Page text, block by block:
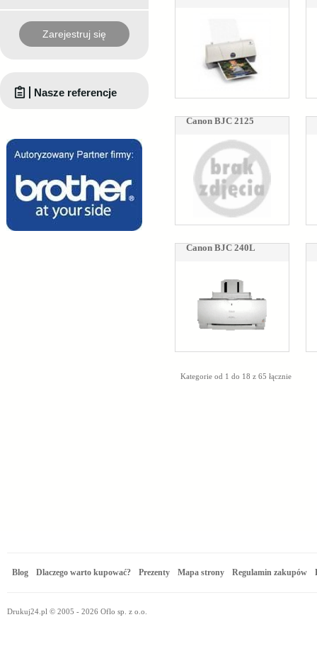
Canon BJC 2125
Canon BJC 240L
Kategorie od 1 do 18 z 65 łącznie
Zarejestruj się
Nasze referencje
Blog Dlaczego warto kupować? Prezenty Mapa strony Regulamin zakupów
Drukuj24.pl © 2005 - 2026 Oflo sp. z o.o.